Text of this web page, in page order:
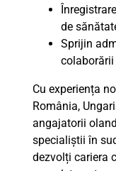
de
Sprijin
colaborării
Cu experiența
România,
angajatorii
specialiștii în
dezvolți cariera